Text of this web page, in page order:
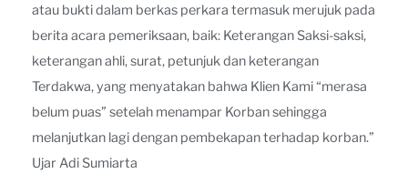
atau bukti dalam berkas perkara termasuk merujuk pada
berita acara pemeriksaan, baik: Keterangan Saksi-saksi,
keterangan ahli, surat, petunjuk dan keterangan
Terdakwa, yang menyatakan bahwa Klien Kami “merasa
belum puas” setelah menampar Korban sehingga
melanjutkan lagi dengan pembekapan terhadap korban.”
Ujar Adi Sumiarta